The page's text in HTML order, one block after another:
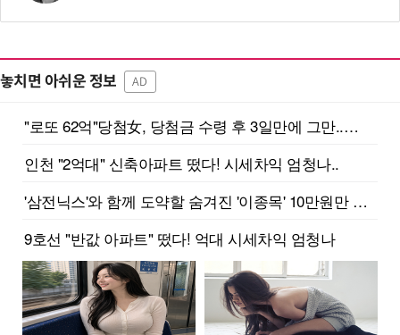
놓치면 아쉬운 정보 AD